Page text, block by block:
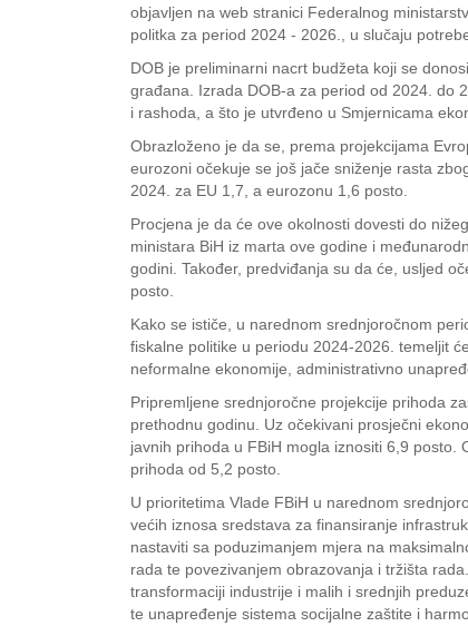
objavljen na web stranici Federalnog
politka za period 2024 - 2026., u slučaju
DOB je preliminarni nacrt budžeta koji se
građana. Izrada DOB-a za period od 2024. do
i rashoda, a što je utvrđeno u Smjernicama
Obrazloženo je da se, prema projekcijama
eurozoni očekuje se još jače sniženje rasta
2024. za EU 1,7, a eurozonu 1,6 posto.
Procjena je da će ove okolnosti dovesti do
ministara BiH iz marta ove godine i
godini. Također, predviđanja su da će, usljed
posto.
Kako se ističe, u narednom srednjoročnom
fiskalne politike u periodu 2024-2026. temeljit
neformalne ekonomije, administrativno
Pripremljene srednjoročne projekcije prihoda
prethodnu godinu. Uz očekivani prosječni
javnih prihoda u FBiH mogla iznositi 6,9
prihoda od 5,2 posto.
U prioritetima Vlade FBiH u narednom
većih iznosa sredstava za finansiranje
nastaviti sa poduzimanjem mjera na
rada te povezivanjem obrazovanja i tržišta
transformaciji industrije i malih i srednjih
te unapređenje sistema socijalne zaštite i